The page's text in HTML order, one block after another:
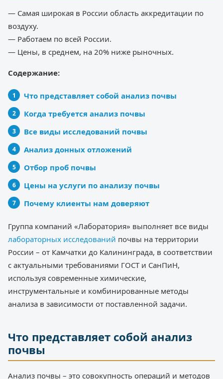
— Самая широкая в России область аккредитации по
воздуху.
— Работаем по всей России.
— Цены, в среднем, на 20% ниже рыночных.
Содержание:
Что представляет собой анализ почвы
Когда требуется анализ почвы
Все виды исследований почвы
Анализ донных отложений
Отбор проб почвы
Цены на услуги по анализу почвы
Почему клиенты нам доверяют
Группа компаний «Лаборатория» выполняет все виды
лабораторных исследований почвы на территории
России – от Камчатки до Калининграда, в соответствии
с актуальными требованиями ГОСТ и СанПиН,
используя современные химические,
инструментальные и комбинированные методы
анализа в зависимости от поставленной задачи.
Что представляет собой анализ
почвы
Анализ почвы – это совокупность операций и методов